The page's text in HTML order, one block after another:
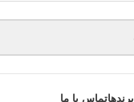
برندهاتماس با ما